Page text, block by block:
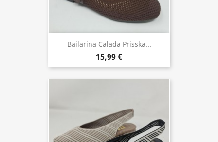
Bailarina Calada Prisska...
15,99 €